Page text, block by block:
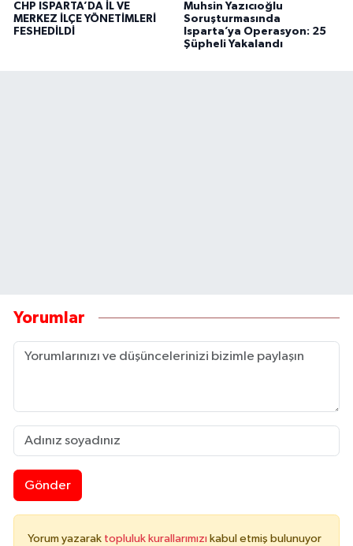
CHP ISPARTA’DA İL VE
MERKEZ İLÇE YÖNETİMLERİ
FESHEDİLDİ
Muhsin Yazıcıoğlu
Soruşturmasında
Isparta’ya Operasyon: 25
Şüpheli Yakalandı
Yorumlar
Gönder
Yorum yazarak topluluk kurallarımızı kabul etmiş bulunuyor